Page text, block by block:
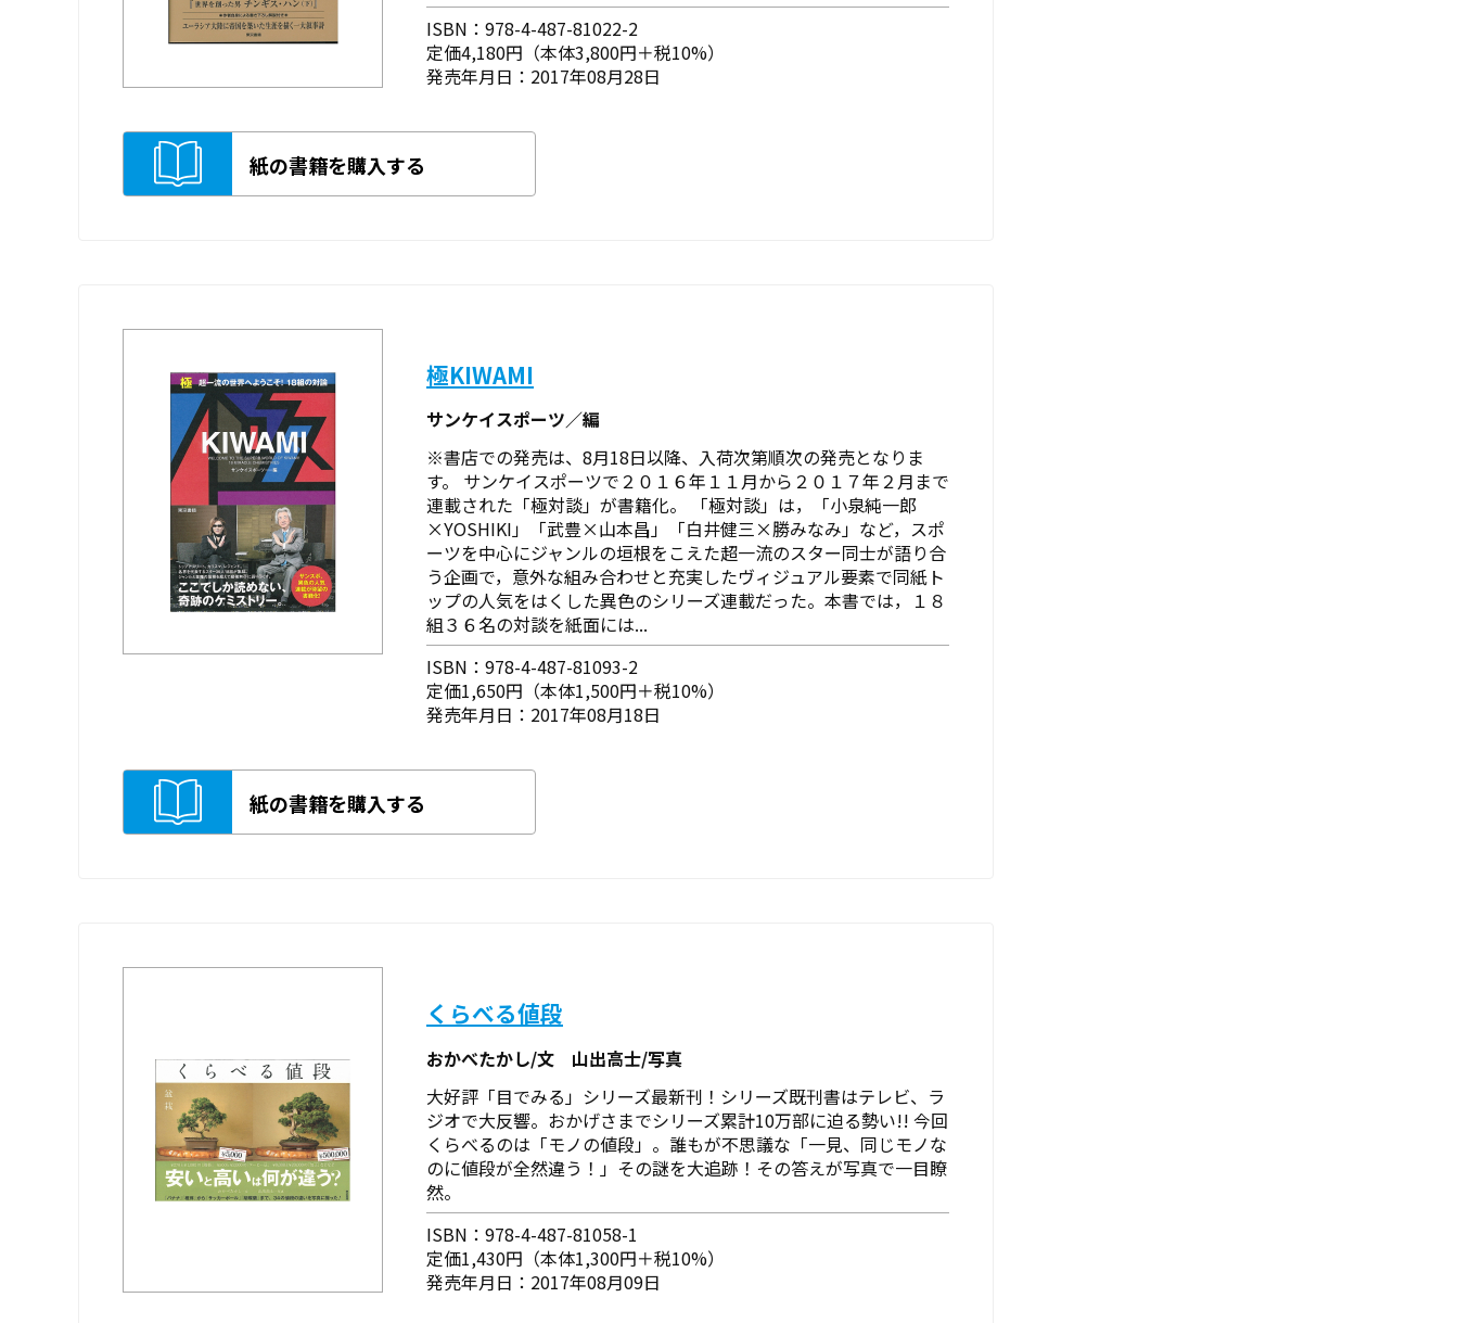
ISBN：978-4-487-81022-2
定価4,180円（本体3,800円＋税10%）
発売年月日：2017年08月28日
紙の書籍を購入する
極KIWAMI
サンケイスポーツ／編
※書店での発売は、8月18日以降、入荷次第順次の発売となりま
す。 サンケイスポーツで２０１６年１１月から２０１７年２月まで
連載された「極対談」が書籍化。 「極対談」は，「小泉純一郎
×YOSHIKI」「武豊×山本昌」「白井健三×勝みなみ」など，スポ
ーツを中心にジャンルの垣根をこえた超一流のスター同士が語り合
う企画で，意外な組み合わせと充実したヴィジュアル要素で同紙ト
ップの人気をはくした異色のシリーズ連載だった。本書では，１８
組３６名の対談を紙面には...
ISBN：978-4-487-81093-2
定価1,650円（本体1,500円＋税10%）
発売年月日：2017年08月18日
紙の書籍を購入する
くらべる値段
おかべたかし/文 山出高士/写真
大好評「目でみる」シリーズ最新刊！シリーズ既刊書はテレビ、ラ
ジオで大反響。おかげさまでシリーズ累計10万部に迫る勢い!! 今回
くらべるのは「モノの値段」。誰もが不思議な「一見、同じモノな
のに値段が全然違う！」その謎を大追跡！その答えが写真で一目瞭
然。
ISBN：978-4-487-81058-1
定価1,430円（本体1,300円＋税10%）
発売年月日：2017年08月09日